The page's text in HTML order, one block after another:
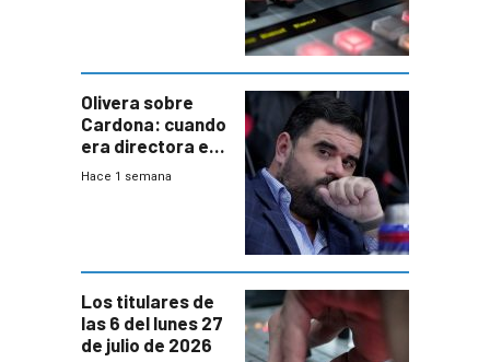
Olivera sobre
Cardona: cuando
era directora en
UTE “no era muy
Hace 1 semana
Los titulares de
las 6 del lunes 27
de julio de 2026